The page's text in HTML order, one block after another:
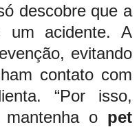
descobre que a
um acidente. A
evitando
contato com
“Por isso,
o pet